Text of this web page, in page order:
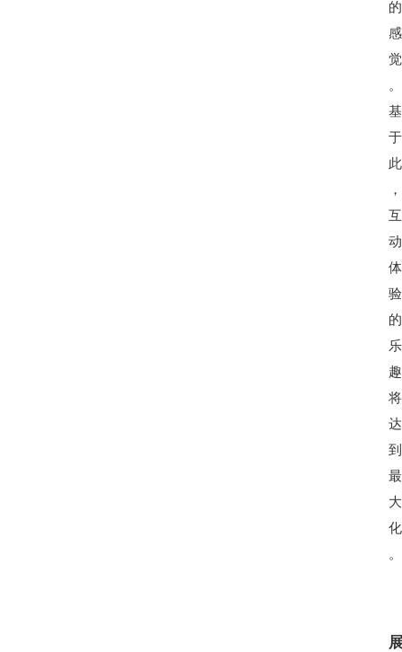
的
感
觉
。
基
于
此
，
互
动
体
验
的
乐
趣
将
达
到
最
大
化
。